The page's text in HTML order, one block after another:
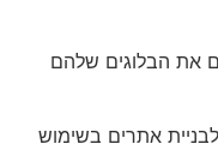
את הבלוגים שלהם
אתרים בשימוש